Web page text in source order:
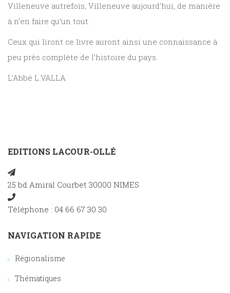
Villeneuve autrefois, Villeneuve aujourd’hui, de manière
à n’en faire qu’un tout.
Ceux qui liront ce livre auront ainsi une connaissance à
peu près complète de l’histoire du pays.
L’Abbé L.VALLA
EDITIONS LACOUR-OLLÉ
25 bd Amiral Courbet 30000 NIMES
Téléphone : 04 66 67 30 30
NAVIGATION RAPIDE
Régionalisme
Thématiques